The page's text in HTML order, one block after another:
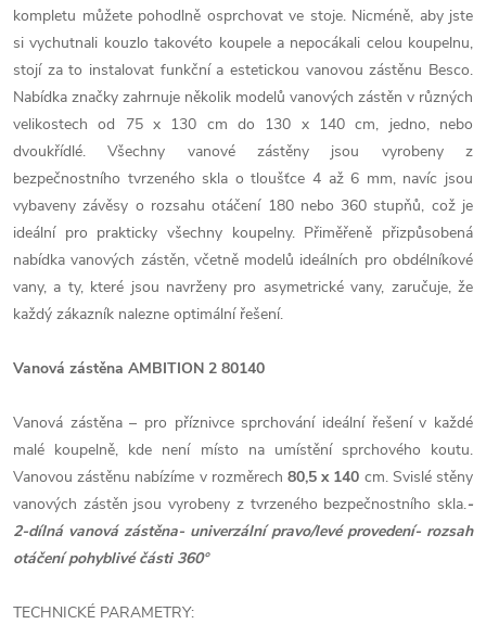
kompletu můžete pohodlně osprchovat ve stoje. Nicméně, aby jste
si vychutnali kouzlo takovéto koupele a nepocákali celou koupelnu,
stojí za to instalovat funkční a estetickou vanovou zástěnu Besco.
Nabídka značky zahrnuje několik modelů vanových zástěn v různých
velikostech od 75 x 130 cm do 130 x 140 cm, jedno, nebo
dvoukřídlé. Všechny vanové zástěny jsou vyrobeny z
bezpečnostního tvrzeného skla o tloušťce 4 až 6 mm, navíc jsou
vybaveny závěsy o rozsahu otáčení 180 nebo 360 stupňů, což je
ideální pro prakticky všechny koupelny. Přiměřeně přizpůsobená
nabídka vanových zástěn, včetně modelů ideálních pro obdélníkové
vany, a ty, které jsou navrženy pro asymetrické vany, zaručuje, že
každý zákazník nalezne optimální řešení.
Vanová zástěna AMBITION 2 80140
Vanová zástěna – pro příznivce sprchování ideální řešení v každé
malé koupelně, kde není místo na umístění sprchového koutu.
Vanovou zástěnu nabízíme v rozměrech 80,5 x 140 cm. Svislé stěny
vanových zástěn jsou vyrobeny z tvrzeného bezpečnostního skla.-
2-dílná vanová zástěna- univerzální pravo/levé provedení- rozsah
otáčení pohyblivé části 360°
TECHNICKÉ PARAMETRY: